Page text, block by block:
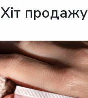
Хіт продажу